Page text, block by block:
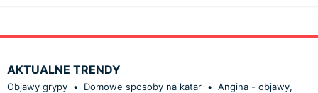
AKTUALNE TRENDY
Objawy grypy • Domowe sposoby na katar • Angina - objawy,